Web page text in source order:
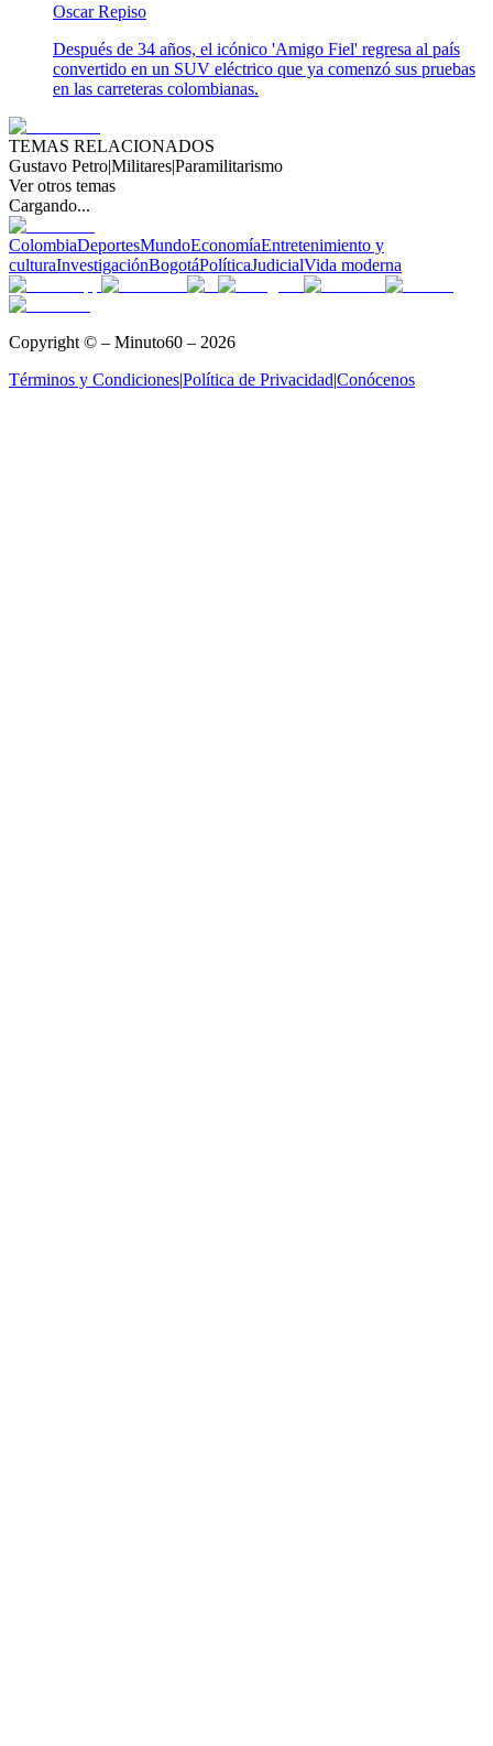
Oscar Repiso
Después de 34 años, el icónico 'Amigo Fiel' regresa al país
convertido en un SUV eléctrico que ya comenzó sus pruebas
en las carreteras colombianas.
TEMAS RELACIONADOS
Gustavo Petro|Militares|Paramilitarismo
Ver otros temas
Cargando...
ColombiaDeportesMundoEconomíaEntretenimiento y
culturaInvestigaciónBogotáPolíticaJudicialVida moderna
Copyright © – Minuto60 – 2026
Términos y Condiciones|Política de Privacidad|Conócenos